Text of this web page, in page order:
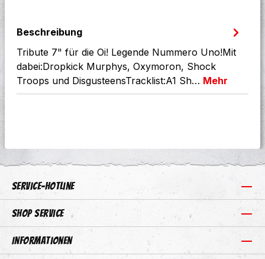
Beschreibung
Tribute 7" für die Oi! Legende Nummero Uno!Mit
dabei:Dropkick Murphys, Oxymoron, Shock
Troops und DisgusteensTracklist:A1 Sh… Mehr
Service-Hotline
Shop Service
Informationen